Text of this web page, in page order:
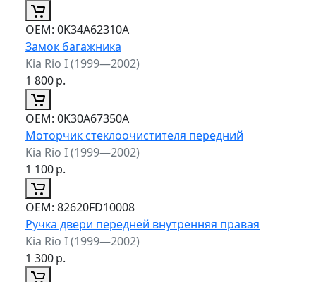
ОЕМ: 0K34A62310A
Замок багажника
Kia Rio I (1999—2002)
1 800р.
ОЕМ: 0K30A67350A
Моторчик стеклоочистителя передний
Kia Rio I (1999—2002)
1 100р.
ОЕМ: 82620FD10008
Ручка двери передней внутренняя правая
Kia Rio I (1999—2002)
1 300р.